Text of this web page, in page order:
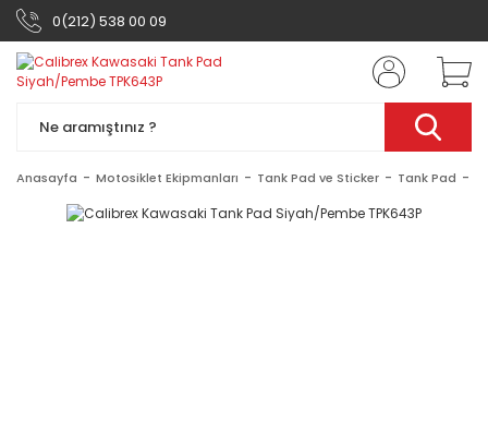
0(212) 538 00 09
Anasayfa Motosiklet Ekipmanları Tank Pad ve Sticker Tank Pad